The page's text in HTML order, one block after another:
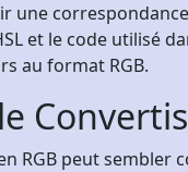
une
et le code utilisé
au format RGB.
RGB peut